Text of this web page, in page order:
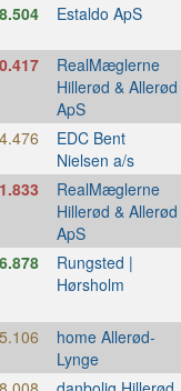
Estaldo ApS
RealMæglerne
Hillerød & Allerød
ApS
EDC Bent
Nielsen a/s
RealMæglerne
Hillerød & Allerød
ApS
Rungsted |
Hørsholm
home Allerød-
Lynge